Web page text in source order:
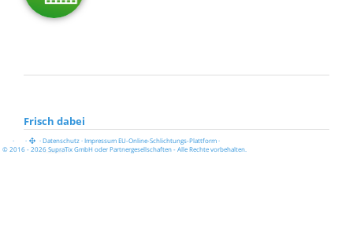
Frisch dabei
· · ·Datenschutz·Impressum EU-Online-Schlichtungs-Plattform·
© 2016 - 2026 SupraTix GmbH oder Partnergesellschaften - Alle Rechte vorbehalten.